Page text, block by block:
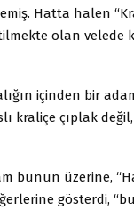
Hatta halen
olan velede
içinden bir
kraliçe çıplak
bunun üzerine,
gösterdi,